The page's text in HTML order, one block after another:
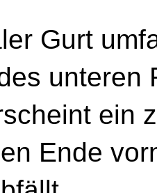
Gurt
unteren
ein
Ende